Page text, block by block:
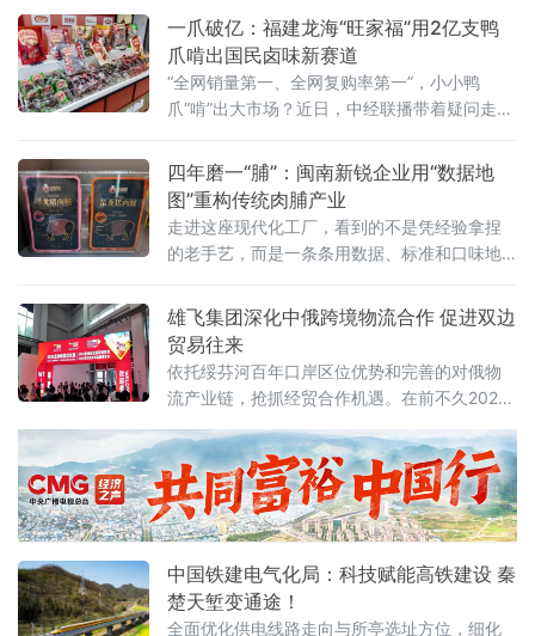
不足0.1%，九成以上依赖进口。锘锋新材料的
技术团队另辟蹊径，将目光投向长期被忽视
的“城市矿山”——废耐火砖
一爪破亿：福建龙海“旺家福”用2亿支鸭
爪啃出国民卤味新赛道
“全网销量第一、全网复购率第一”，小小鸭
爪“啃”出大市场？近日，中经联播带着疑问走进
有厂区、5.8万平方米现代化车间智能高效，全
自动生产线有序作业，标准化生产保障产品品
质稳定可靠。据了解，全家福集团创立于2004
年，深耕食品行业二十余年，从单一肉制品加
工，发展为肉制品、烘焙馅料多元经营，已形
四年磨一“脯”：闽南新锐企业用“数据地
图”重构传统肉脯产业
走进这座现代化工厂，看到的不是凭经验拿捏
的老手艺，而是一条条用数据、标准和口味地
道道可量化、可追溯的工序：原料肉验收、低
温滚揉腌制、自动化摊筛、精准温控烘烤、洁
净内包装
雄飞集团深化中俄跨境物流合作 促进双边
贸易往来
依托绥芬河百年口岸区位优势和完善的对俄物
流产业链，抢抓经贸合作机遇。在前不久2026
成功签署了战略合作协议，为深化中俄跨境物
流合作、促进双边贸易往来积蓄新力量。
中国铁建电气化局：科技赋能高铁建设 秦
楚天堑变通途！
全面优化供电线路走向与所亭选址方位，细化